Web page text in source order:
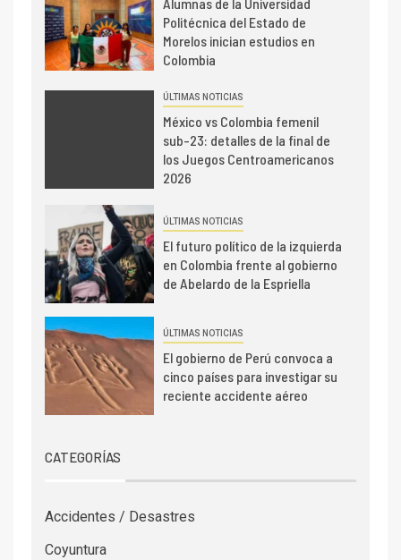
Alumnas de la Universidad
Politécnica del Estado de
Morelos inician estudios en
Colombia
ÚLTIMAS NOTICIAS
México vs Colombia femenil
sub-23: detalles de la final de
los Juegos Centroamericanos
2026
ÚLTIMAS NOTICIAS
El futuro político de la izquierda
en Colombia frente al gobierno
de Abelardo de la Espriella
ÚLTIMAS NOTICIAS
El gobierno de Perú convoca a
cinco países para investigar su
reciente accidente aéreo
CATEGORÍAS
Accidentes / Desastres
Coyuntura